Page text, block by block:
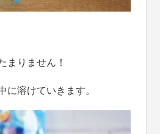
まりません！
に溶けていきます。